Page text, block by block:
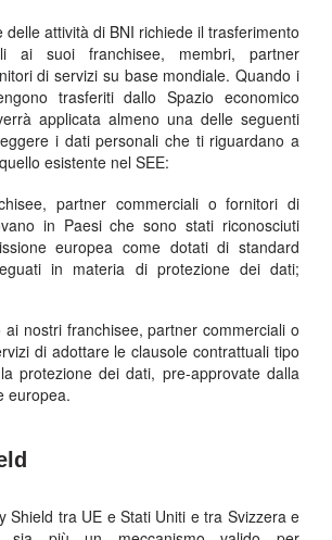
delle attività di BNI richiede il trasferimento
ai suoi franchisee, membri, partner
di servizi su base mondiale. Quando i
trasferiti dallo Spazio economico
applicata almeno una delle seguenti
i dati personali che ti riguardano a
esistente nel SEE:
partner commerciali o fornitori di
in Paesi che sono stati riconosciuti
europea come dotati di standard
in materia di protezione dei dati;
ai nostri franchisee, partner commerciali o
di adottare le clausole contrattuali tipo
protezione dei dati, pre-approvate dalla
europea.
Shield tra UE e Stati Uniti e tra Svizzera e